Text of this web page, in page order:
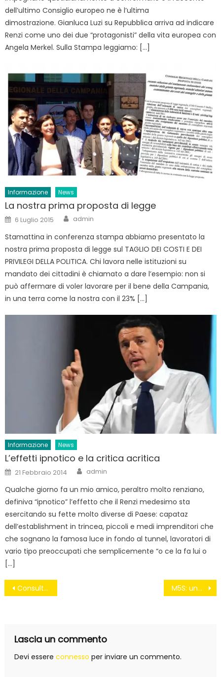
dell’ultimo Consiglio europeo ne è l’ultima
dimostrazione. Gianluca Luzi su Repubblica arriva ad indicare
Renzi come uno dei due “protagonisti” della vita europea con
Angela Merkel. Sulla Stampa leggiamo: […]
Informazione News
La nostra prima proposta di legge
Posted
on
6 Luglio 2015 Author
admin
Stamattina in conferenza stampa abbiamo presentato la
nostra prima proposta di legge sul TAGLIO DEI COSTI E DEI
PRIVILEGI DELLA POLITICA. Chi lavora nelle istituzioni su
mandato dei cittadini è chiamato a dare l’esempio: non si
può affermare di voler lavorare per il bene della Campania,
in una terra come la nostra con il 23% […]
Informazione News
L’effetti ipnotico e la critica acritica
Posted
on
21 Febbraio 2014 Author
admin
Qualche giorno fa un mio amico, peraltro molto renziano,
definiva “ipnotico” l’effetto che il Renzi medesimo sta
esercitando su fette molto diverse di Paese: capataz
dell’establishment in trincea, piccoli e medi imprenditori che
che sognano la famosa luce in fondo al tunnel, lavoratori di
vario tipo preoccupati che semplicemente “o ce la fa lui o
[…]
Navigazione
Consultazione Online – Comunicato politico numero cinquantacinque M5S: una legge a tutela di dipendenti e clienti dei call center
Lascia un commento
Devi essere connesso per inviare un commento.